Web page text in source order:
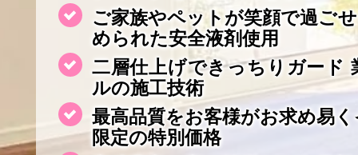
ご家族やペットが笑顔で過ご
められた安全液剤使用
二層仕上げできっちりガード
ルの施工技術
最高品質をお客様がお求め易
限定の特別価格